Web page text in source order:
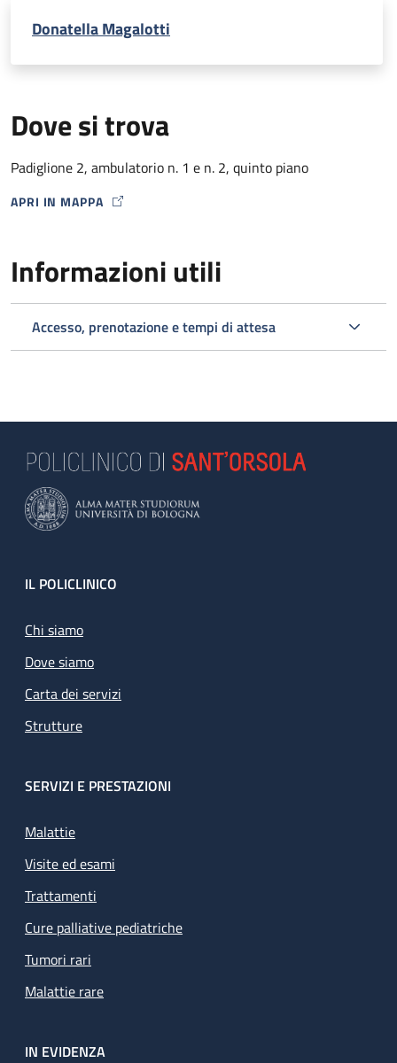
Donatella Magalotti
Dove si trova
Padiglione 2, ambulatorio n. 1 e n. 2, quinto piano
APRI IN MAPPA
MAP ICON
Informazioni utili
Accesso, prenotazione e tempi di attesa
Footer
IL POLICLINICO
Chi siamo
Dove siamo
Carta dei servizi
Strutture
SERVIZI E PRESTAZIONI
Malattie
Visite ed esami
Trattamenti
Cure palliative pediatriche
Tumori rari
Malattie rare
IN EVIDENZA